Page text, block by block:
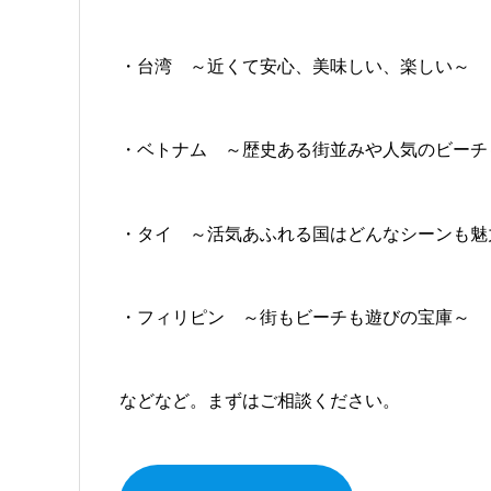
・台湾 ～近くて安心、美味しい、楽しい～
・ベトナム ～歴史ある街並みや人気のビーチ
・タイ ～活気あふれる国はどんなシーンも魅
・フィリピン ～街もビーチも遊びの宝庫～
などなど。まずはご相談ください。